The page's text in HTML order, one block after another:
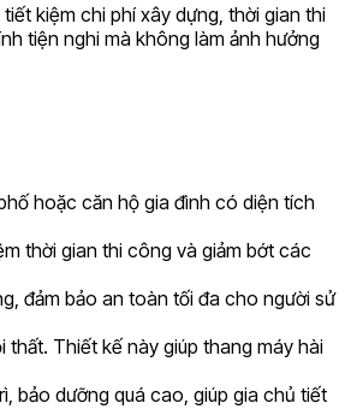
kiệm chi phí xây dựng, thời gian thi
tiện nghi mà không làm ảnh hưởng
hoặc căn hộ gia đình có diện tích
thời gian thi công và giảm bớt các
đảm bảo an toàn tối đa cho người sử
Thiết kế này giúp thang máy hài
bảo dưỡng quá cao, giúp gia chủ tiết